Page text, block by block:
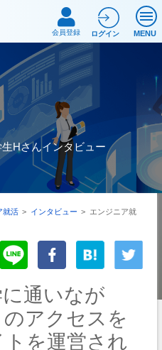
MENU
会員登録 ログイン
Hさんインタビュー
就活 > インタビュー >
エンジニア就
通いなが
アクセスを
を運営され